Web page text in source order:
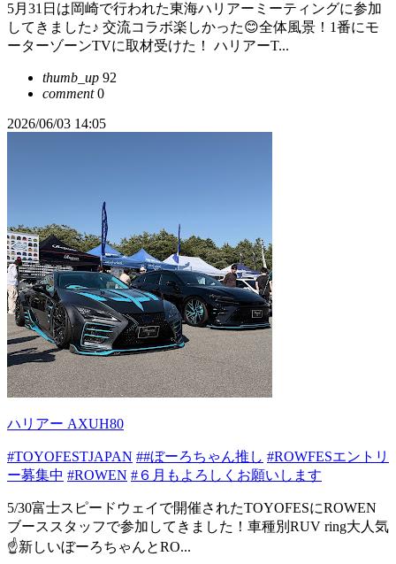
5月31日は岡崎で行われた東海ハリアーミーティングに参加
してきました♪ 交流コラボ楽しかった😊全体風景！1番にモ
ーターゾーンTVに取材受けた！ ハリアーT...
thumb_up 92
comment0
2026/06/03 14:05
ハリアー AXUH80
#TOYOFESTJAPAN ##ぼーろちゃん推し #ROWFESエントリ
ー募集中 #ROWEN #６月もよろしくお願いします
5/30富士スピードウェイで開催されたTOYOFESにROWEN
ブーススタッフで参加してきました！車種別RUV ring大人気
☝️新しいぼーろちゃんとRO...